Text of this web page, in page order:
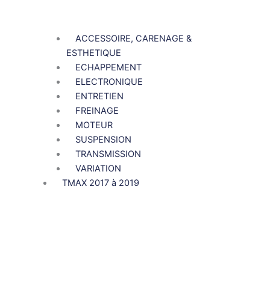
ACCESSOIRE, CARENAGE &
ESTHETIQUE
ECHAPPEMENT
ELECTRONIQUE
ENTRETIEN
FREINAGE
MOTEUR
SUSPENSION
TRANSMISSION
VARIATION
TMAX 2017 à 2019